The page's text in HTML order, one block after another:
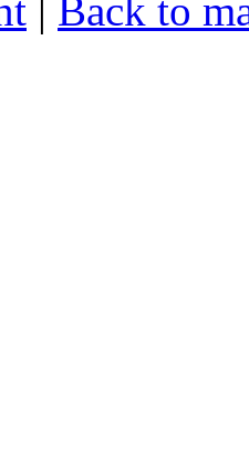
zaštiti
| Back to